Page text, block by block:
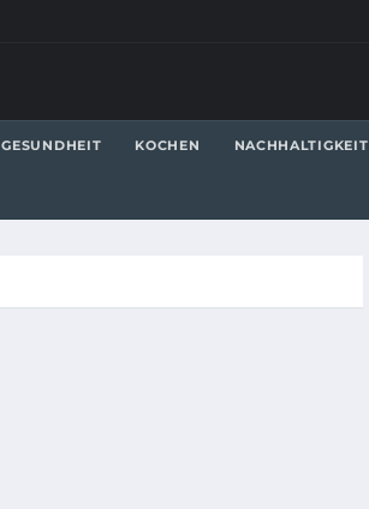
GESUNDHEIT KOCHEN NACHHALTIGKEIT